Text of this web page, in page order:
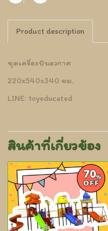
Product description
ชุดเครื่องบินอวกาศ
220x540x340 ซม.
LINE: toyeducated
สินค้าที่เกี่ยวข้อง